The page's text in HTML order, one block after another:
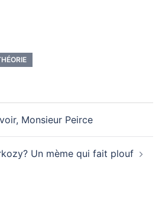
Monsieur Peirce
Un mème qui fait plouf